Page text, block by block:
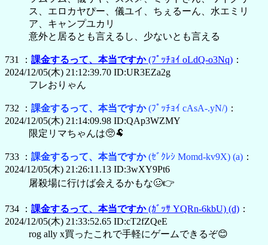
ス、エロカヤぴー、儀ユイ、ちぇるーん、水エミリ
ア、キャンプユカリ
意外と居るとも言えるし、少ないとも言える
731 ： 課金するって、本当ですか(ﾌﾟｯﾁｮｲ oLdQ-o3Nq) ：
2024/12/05(木) 21:12:39.70 ID:UR3EZa2g
フレおりゃん
732 ： 課金するって、本当ですか(ﾌﾟｯﾁｮｲ cAsA-.yN/) ：
2024/12/05(木) 21:14:09.98 ID:QAp3WZMY
限定リマちゃんは🥺🐏
733 ： 課金するって、本当ですか(ｾﾞｸﾚｼ Momd-kv9X) (a) ：
2024/12/05(木) 21:26:11.13 ID:3wXY9Pt6
屠殺場に行けば会えるかもな🥴👉
734 ： 課金するって、本当ですか(ｶﾞｯｻ YQRn-6kbU) (d) ：
2024/12/05(木) 21:33:52.65 ID:cT2fZQeE
rog ally x買ったこれで手軽にゲームできるぞ😊